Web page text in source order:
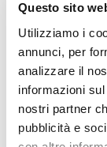
Questo sito
Utilizziamo i
annunci, per
analizzare il
informazioni
nostri partner
pubblicità e
Materiale
HPL
Colore
Bianco
Materiale
Alluminio
Colore
GL-DC
Colonna doccia
in acciaio inox
Glimmer
€ 327,00